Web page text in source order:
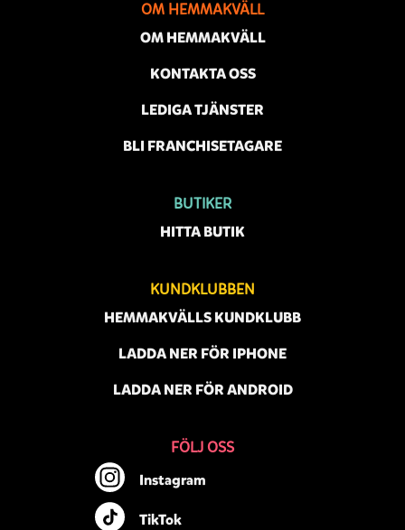
OM HEMMAKVÄLL
OM HEMMAKVÄLL
KONTAKTA OSS
LEDIGA TJÄNSTER
BLI FRANCHISETAGARE
BUTIKER
HITTA BUTIK
KUNDKLUBBEN
HEMMAKVÄLLS KUNDKLUBB
LADDA NER FÖR IPHONE
LADDA NER FÖR ANDROID
FÖLJ OSS
Instagram
TikTok